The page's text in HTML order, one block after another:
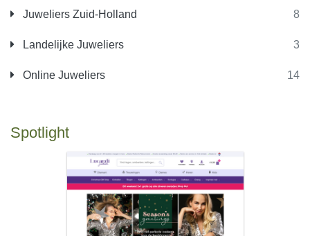
Juweliers Zuid-Holland 8
Landelijke Juweliers 3
Online Juweliers 14
Spotlight